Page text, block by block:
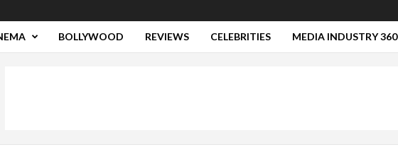
BOLLYWOOD REVIEWS CELEBRITIES MEDIA INDUSTRY 360